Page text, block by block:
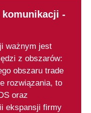
komunikacji -
ważnym jest
z obszarów:
obszaru trade
rozwiązania, to
oraz
ekspansji firmy